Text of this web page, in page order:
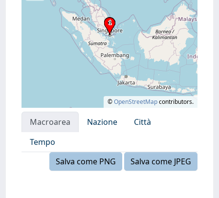
©OpenStreetMapcontributors.
Macroarea Nazione
Città
Tempo
Salva come PNG
Salva come JPEG